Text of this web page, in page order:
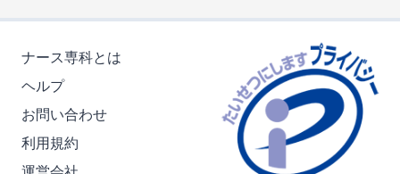
ナース専科とは
ヘルプ
お問い合わせ
利用規約